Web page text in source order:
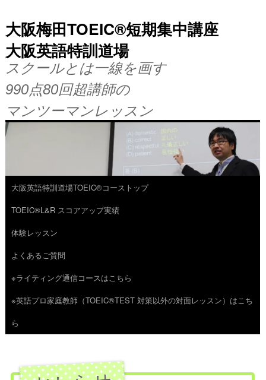
大阪梅田TOEIC®短期集中講座
大阪英語特訓道場
スクールとは一線を画す
990点80回超講師の
マンツーマンレッスン
コ
ン
テ
ン
ツ
へ
ス
大阪英語特訓道場TOEIC®コーストップ
TOEIC®L&R スコアアップ実績
体験レッスン
よくあるご質問
※ライティング通信コースはこちら
※英語プロ家庭教師（TOEIC®TEST 対策以外の対面レッスン）はこち
ら